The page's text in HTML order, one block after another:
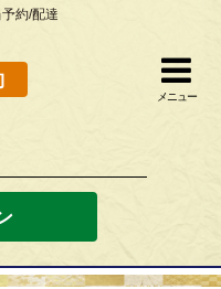
閉じる
8298
：00 [定休日]水曜
約/配達
メニュー